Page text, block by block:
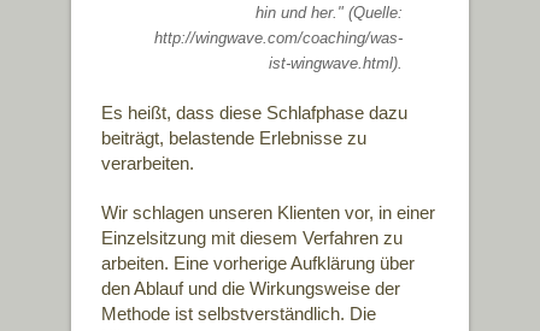
hin und her." (Quelle:
http://wingwave.com/coaching/was-
ist-wingwave.html).
Es heißt, dass diese Schlafphase dazu
beiträgt, belastende Erlebnisse zu
verarbeiten.
Wir schlagen unseren Klienten vor, in einer
Einzelsitzung mit diesem Verfahren zu
arbeiten. Eine vorherige Aufklärung über
den Ablauf und die Wirkungsweise der
Methode ist selbstverständlich. Die